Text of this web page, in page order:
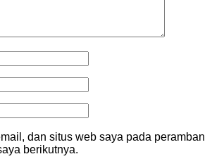
dan situs web saya pada peramban
berikutnya.